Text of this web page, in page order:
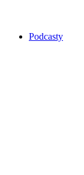
Podcasty